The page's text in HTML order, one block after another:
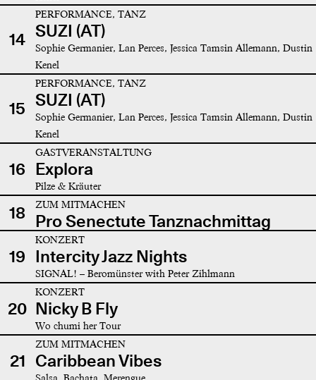
14
PERFORMANCE, TANZ
SUZI (AT)
Sophie Germanier, Lan Perces, Jessica Tamsin Allemann, Dustin
Kenel
15
PERFORMANCE, TANZ
SUZI (AT)
Sophie Germanier, Lan Perces, Jessica Tamsin Allemann, Dustin
Kenel
16
GASTVERANSTALTUNG
Explora
Pilze & Kräuter
18 ZUM MITMACHEN
Pro Senectute Tanznachmittag
19
KONZERT
Intercity Jazz Nights
SIGNAL! – Beromünster with Peter Zihlmann
20
KONZERT
Nicky B Fly
Wo chumi her Tour
21
ZUM MITMACHEN
Caribbean Vibes